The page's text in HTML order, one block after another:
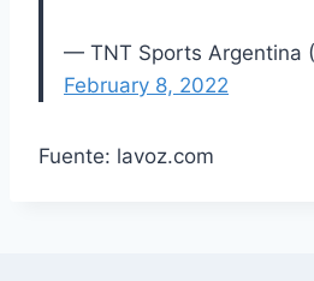
— TNT Sports Argentina
February 8, 2022
Fuente: lavoz.com